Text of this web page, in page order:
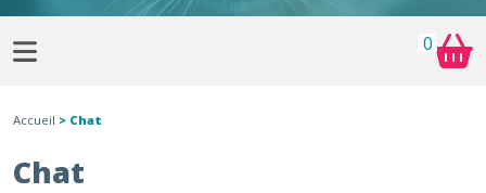
0
Accueil > Chat
Chat